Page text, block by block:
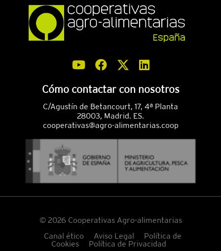
Cómo contactar con nosotros
C/Agustín de Betancourt, 17, 4ª Planta
28003, Madrid. ES.
cooperativas@agro-alimentarias.coop
© 2026 Cooperativas Agro-alimentarias
Canal ético
Aviso Legal
Política de
Cookies
Política de Privacidad